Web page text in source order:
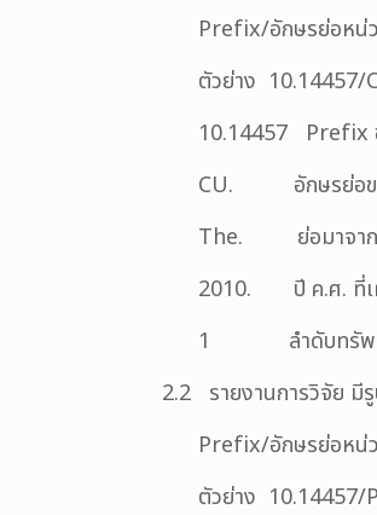
Prefix/อักษรย่อหน่
ตัวย่าง 10.14457/
10.14457 Prefix
CU. อักษรย่อของ
The. ย่อมาจาก
2010. ปี ค.ศ. ที่เ
1 ลำดับทรัพยาก
2.2 รายงานการวิจัย มี
Prefix/อักษรย่อหน่
ตัวย่าง 10.14457/